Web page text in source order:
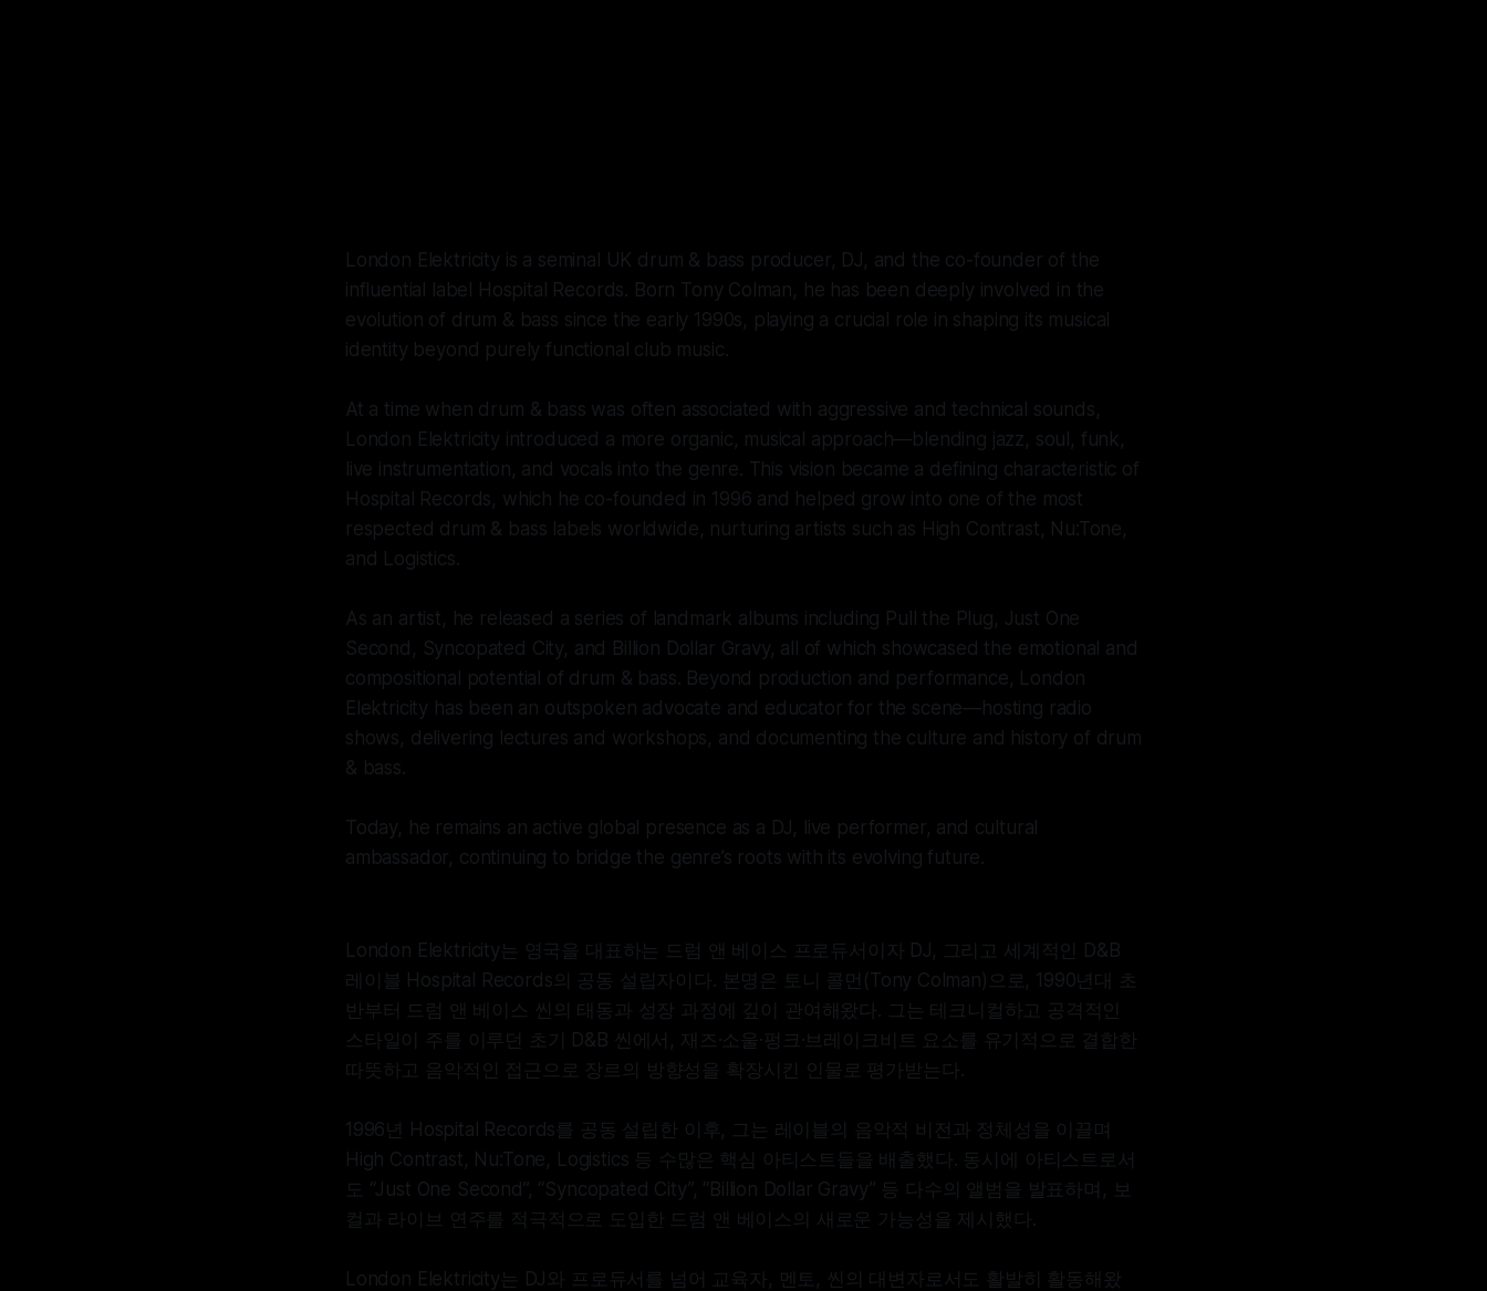
London Elektricity is a seminal UK drum & bass producer, DJ, and the co-founder of the
influential label Hospital Records. Born Tony Colman, he has been deeply involved in the
evolution of drum & bass since the early 1990s, playing a crucial role in shaping its musical
identity beyond purely functional club music.
At a time when drum & bass was often associated with aggressive and technical sounds,
London Elektricity introduced a more organic, musical approach—blending jazz, soul, funk,
live instrumentation, and vocals into the genre. This vision became a defining characteristic of
Hospital Records, which he co-founded in 1996 and helped grow into one of the most
respected drum & bass labels worldwide, nurturing artists such as High Contrast, Nu:Tone,
and Logistics.
As an artist, he released a series of landmark albums including Pull the Plug, Just One
Second, Syncopated City, and Billion Dollar Gravy, all of which showcased the emotional and
compositional potential of drum & bass. Beyond production and performance, London
Elektricity has been an outspoken advocate and educator for the scene—hosting radio
shows, delivering lectures and workshops, and documenting the culture and history of drum
& bass.
Today, he remains an active global presence as a DJ, live performer, and cultural
ambassador, continuing to bridge the genre’s roots with its evolving future.
London Elektricity는 영국을 대표하는 드럼 앤 베이스 프로듀서이자 DJ, 그리고 세계적인 D&B
레이블 Hospital Records의 공동 설립자이다. 본명은 토니 콜먼(Tony Colman)으로, 1990년대 초
반부터 드럼 앤 베이스 씬의 태동과 성장 과정에 깊이 관여해왔다. 그는 테크니컬하고 공격적인
스타일이 주를 이루던 초기 D&B 씬에서, 재즈·소울·펑크·브레이크비트 요소를 유기적으로 결합한
따뜻하고 음악적인 접근으로 장르의 방향성을 확장시킨 인물로 평가받는다.
1996년 Hospital Records를 공동 설립한 이후, 그는 레이블의 음악적 비전과 정체성을 이끌며
High Contrast, Nu:Tone, Logistics 등 수많은 핵심 아티스트들을 배출했다. 동시에 아티스트로서
도 “Just One Second”, “Syncopated City”, “Billion Dollar Gravy” 등 다수의 앨범을 발표하며, 보
컬과 라이브 연주를 적극적으로 도입한 드럼 앤 베이스의 새로운 가능성을 제시했다.
London Elektricity는 DJ와 프로듀서를 넘어 교육자, 멘토, 씬의 대변자로서도 활발히 활동해왔